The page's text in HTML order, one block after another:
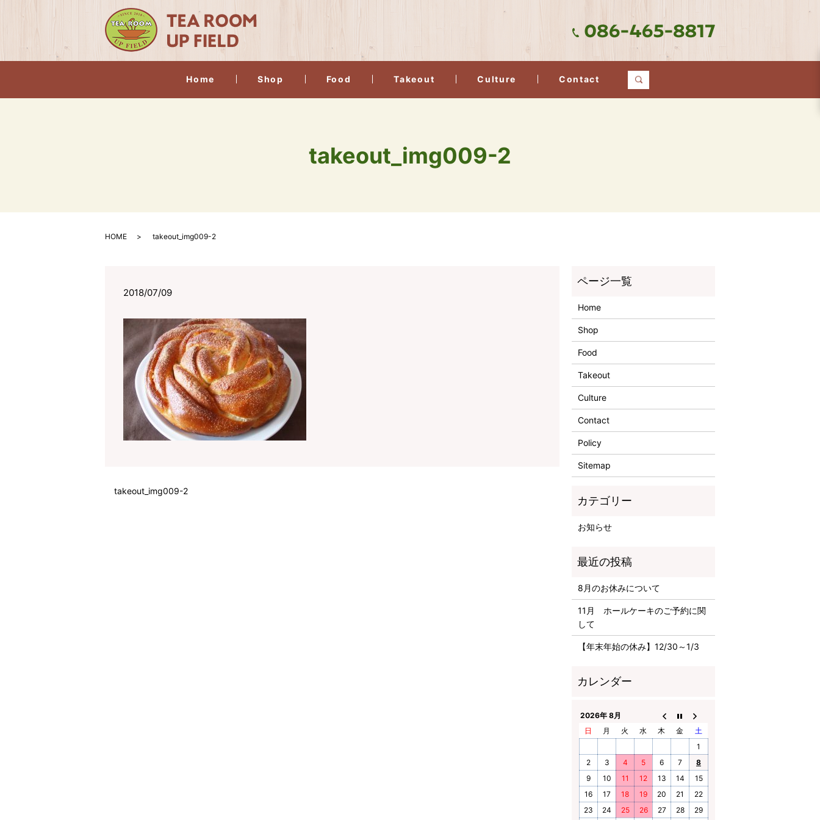
Home Shop Food Takeout Culture Contact search
takeout_img009-2
HOME takeout_img009-2
2018/07/09
takeout_img009-2
Home
Shop
Food
Takeout
Culture
Contact
Policy
Sitemap
お知らせ
8月のお休みについて
11月 ホールケーキのご予約に関
して
【年末年始の休み】12/30～1/3
2026年 8月
日
月 火 水 木 金
土
1
2
3 4 5 6 7
8
9
10 11 12 13 14
15
16
17 18 19 20 21
22
23
24 25 26 27 28 29